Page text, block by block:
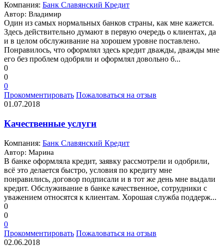
Компания: Банк Славянский Кредит
Автор: Владимир
Один из самых нормальных банков страны, как мне кажется.
Здесь действительно думают в первую очередь о клиентах, да
и в целом обслуживание на хорошем уровне поставлено.
Понравилось, что оформлял здесь кредит дважды, дважды мне
его без проблем одобряли и оформлял довольно б...
0
0
0
Прокомментировать Пожаловаться на отзыв
01.07.2018
Качественные услуги
Компания: Банк Славянский Кредит
Автор: Марина
В банке оформляла кредит, заявку рассмотрели и одобрили,
всё это делается быстро, условия по кредиту мне
понравились, договор подписали и в тот же день мне выдали
кредит. Обслуживание в банке качественное, сотрудники с
уважением относятся к клиентам. Хорошая служба поддерж...
0
0
0
Прокомментировать Пожаловаться на отзыв
02.06.2018